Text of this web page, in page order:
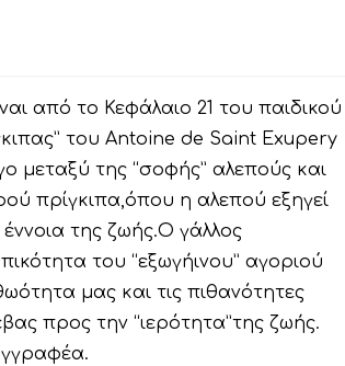
από το Κεφάλαιο 21 του παιδικού
του Antoine de Saint Exupery
μεταξύ της “σοφής” αλεπούς και
πρίγκιπα,όπου η αλεπού εξηγεί
της ζωής.Ο γάλλος
του “εξωγήινου” αγοριού
μας και τις πιθανότητες
προς την “ιερότητα”της ζωής.